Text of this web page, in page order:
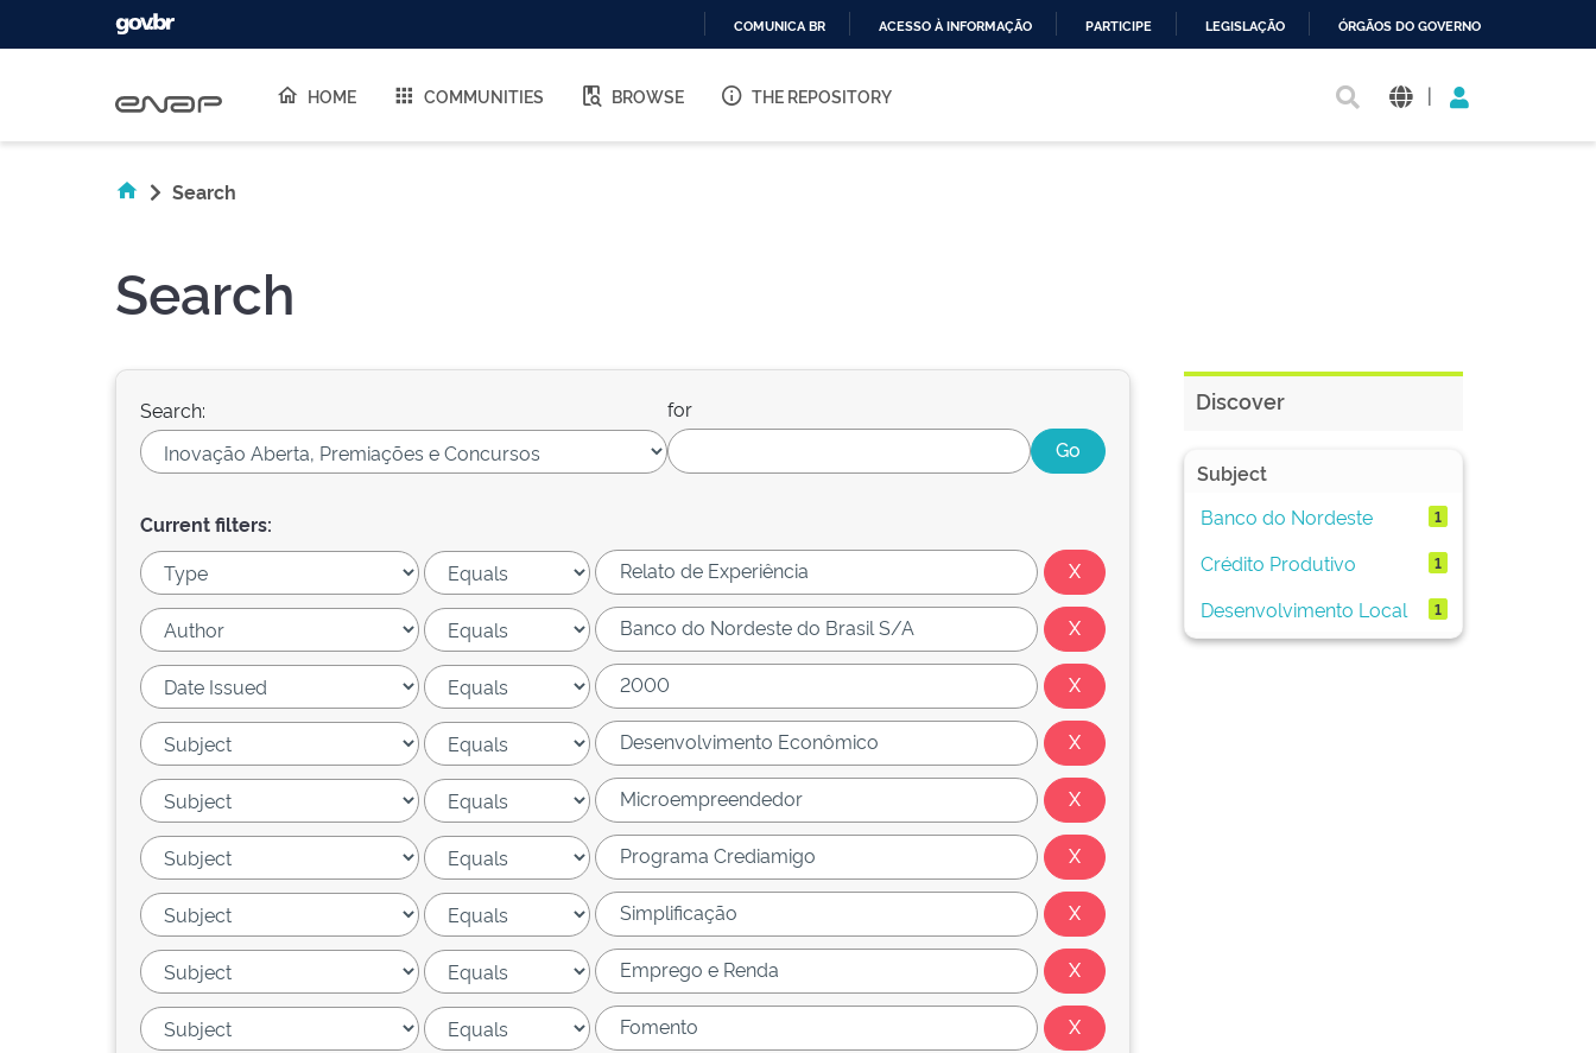
O
COMUNICA BR ACESSO À INFORMAÇÃO PARTICIPE LEGISLAÇÃO ÓRGÃOS DO GOVERNO
HOME COMMUNITIES BROWSE THE REPOSITORY |
Search
Search
Search: for
Current filters:
Discover
Subject
Banco do Nordeste
1
Crédito Produtivo 1
Desenvolvimento Local 1